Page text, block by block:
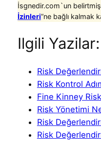
İsgnedir.com`un
İzinleri”ne bağlı kalmak
Ilgili Yazilar:
Risk
Risk Kontrol
Fine Kinney Risk
Risk Yönetimi
Risk
Risk